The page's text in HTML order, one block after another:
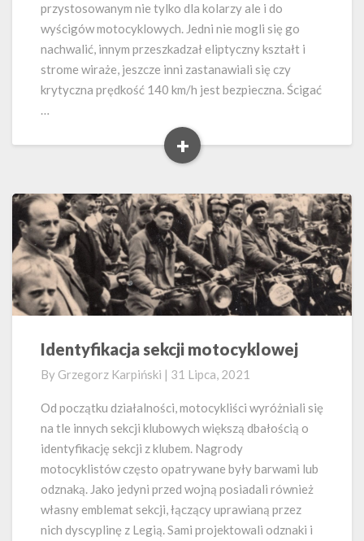
przystosowanym nie tylko dla kolarzy ale i do
wyścigów motocyklowych. Jedni nie mogli się go
nachwalić, innym przeszkadzał eliptyczny kształt i
strome wiraże, jeszcze inni zastanawiali się czy
krytyczna prędkość 140 km/h jest bezpieczna. Ścigać
…
+
Read
Identyfikacja
motocyklowej
Identyfikacja sekcji motocyklowej
By Grzegorz Karpiński | 31 Lipca, 2021
Od początku działalności, motocykliści wyróżniali się
na tle innych sekcji klubowych większą dbałością o
identyfikację sekcji z klubem. Nagrody
motocyklistów często opatrywane były barwami lub
odznaką. Jako jedyni przed wojną posiadali również
własny emblemat sekcji, łączący uprawianą przez
nich dyscyplinę z Legią. Sami projektowali odznaki i